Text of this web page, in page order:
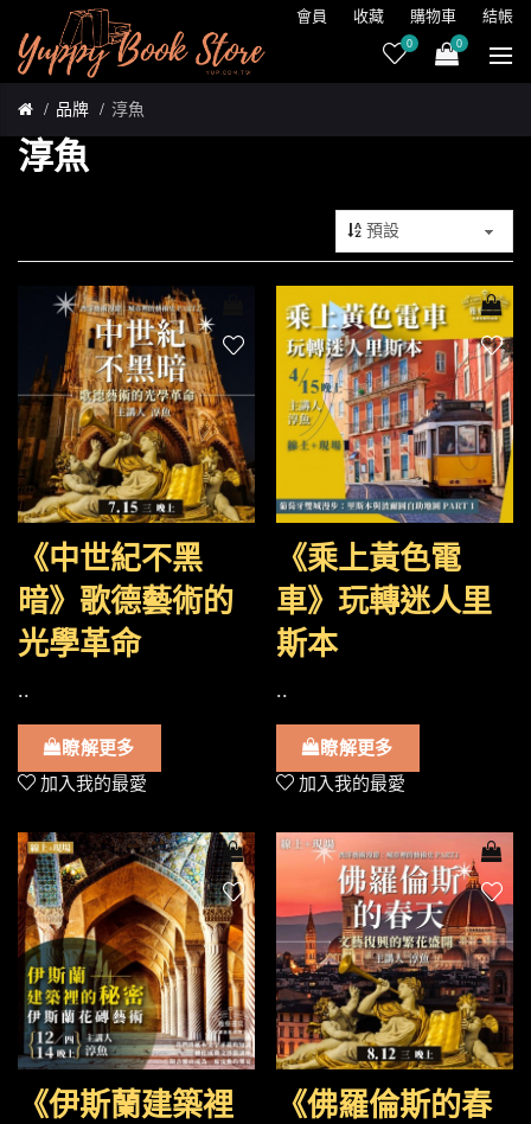
會員 收藏 購物車 結帳
0 0
品牌 淳魚
淳魚
《中世紀不黑
暗》歌德藝術的
光學革命
..
瞭解更多
加入我的最愛
《乘上黃色電
車》玩轉迷人里
斯本
..
瞭解更多
加入我的最愛
《伊斯蘭建築裡
《佛羅倫斯的春